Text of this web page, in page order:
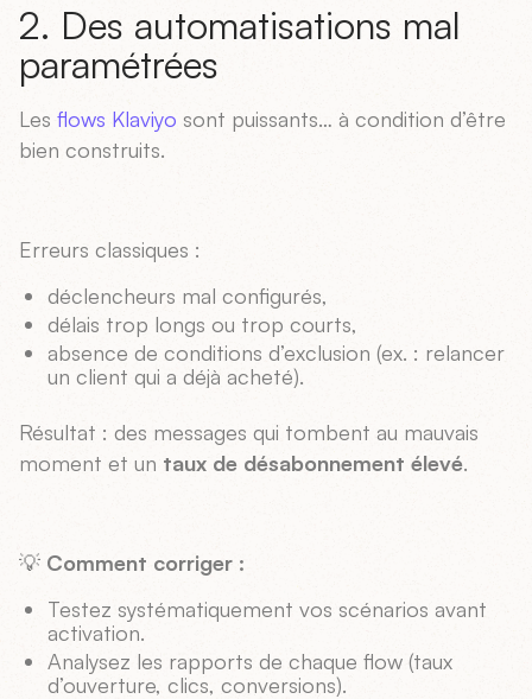
2. Des automatisations mal
paramétrées
Les flows Klaviyo sont puissants… à condition d’être
bien construits.
Erreurs classiques :
déclencheurs mal configurés,
délais trop longs ou trop courts,
absence de conditions d’exclusion (ex. : relancer
un client qui a déjà acheté).
Résultat : des messages qui tombent au mauvais
moment et un taux de désabonnement élevé.
💡 Comment corriger :
Testez systématiquement vos scénarios avant
activation.
Analysez les rapports de chaque flow (taux
d’ouverture, clics, conversions).